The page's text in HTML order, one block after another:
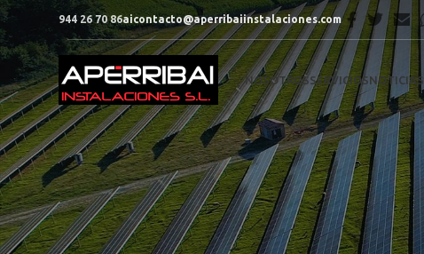
944 26 70 86aicontacto@aperribaiinstalaciones.com
NOSOTROSSERVICIOSNOTICIAS